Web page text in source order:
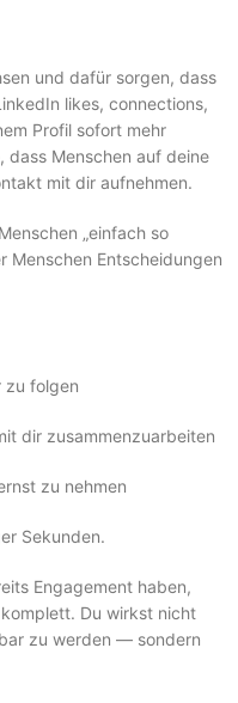
und dafür sorgen, dass
likes, connections,
Profil sofort mehr
dass Menschen auf deine
mit dir aufnehmen.
„einfach so
Menschen Entscheidungen
zu folgen
dir zusammenzuarbeiten
zu nehmen
Sekunden.
Engagement haben,
Du wirkst nicht
zu werden — sondern